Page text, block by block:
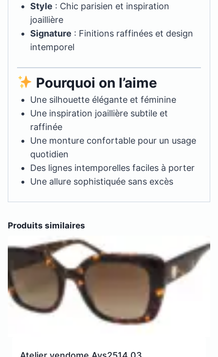
Style : Chic parisien et inspiration
joaillière
Signature : Finitions raffinées et design
intemporel
Pourquoi on l’aime
Une silhouette élégante et féminine
Une inspiration joaillière subtile et
raffinée
Une monture confortable pour un usage
quotidien
Des lignes intemporelles faciles à porter
Une allure sophistiquée sans excès
Produits similaires